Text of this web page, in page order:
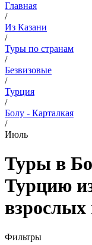
Главная
/
Из Казани
/
Туры по странам
/
Безвизовые
/
Турция
/
Болу - Карталкая
/
Июль
Туры в
Турцию
Фильтры